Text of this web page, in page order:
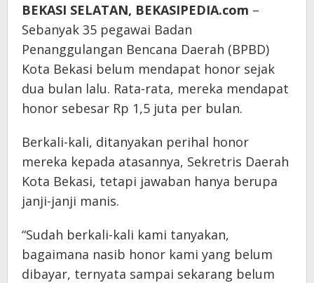
BEKASI SELATAN, BEKASIPEDIA.com –
‎Sebanyak 35 pegawai Badan
Penanggulangan Bencana Daerah (BPBD)
Kota Bekasi belum mendapat honor sejak
dua bulan lalu. Rata-rata, mereka mendapat
honor sebesar Rp 1,5 juta per bulan.
Berkali-kali, ditanyakan perihal honor
mereka kepada atasannya, Sekretris Daerah
Kota Bekasi, tetapi jawaban hanya berupa
janji-janji manis.
“Sudah berkali-kali kami tanyakan,
bagaimana nasib honor kami yang belum
dibayar, ternyata sampai sekarang belum